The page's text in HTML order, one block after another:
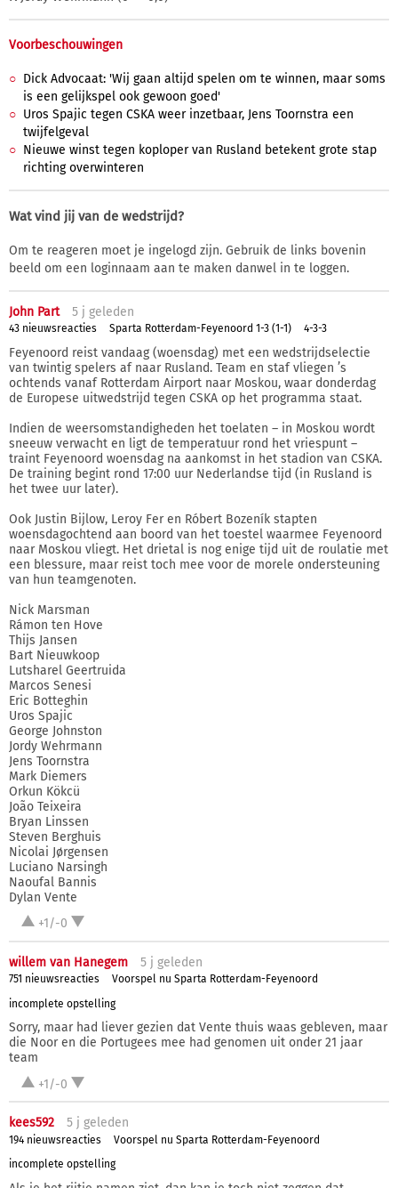
Voorbeschouwingen
Dick Advocaat: 'Wij gaan altijd spelen om te winnen, maar soms
is een gelijkspel ook gewoon goed'
Uros Spajic tegen CSKA weer inzetbaar, Jens Toornstra een
twijfelgeval
Nieuwe winst tegen koploper van Rusland betekent grote stap
richting overwinteren
Wat vind jij van de wedstrijd?
Om te reageren moet je ingelogd zijn. Gebruik de links bovenin
beeld om een loginnaam aan te maken danwel in te loggen.
John Part 5 j geleden
43 nieuwsreacties Sparta Rotterdam-Feyenoord 1-3 (1-1) 4-3-3
Feyenoord reist vandaag (woensdag) met een wedstrijdselectie
van twintig spelers af naar Rusland. Team en staf vliegen ’s
ochtends vanaf Rotterdam Airport naar Moskou, waar donderdag
de Europese uitwedstrijd tegen CSKA op het programma staat.
Indien de weersomstandigheden het toelaten – in Moskou wordt
sneeuw verwacht en ligt de temperatuur rond het vriespunt –
traint Feyenoord woensdag na aankomst in het stadion van CSKA.
De training begint rond 17:00 uur Nederlandse tijd (in Rusland is
het twee uur later).
Ook Justin Bijlow, Leroy Fer en Róbert Bozeník stapten
woensdagochtend aan boord van het toestel waarmee Feyenoord
naar Moskou vliegt. Het drietal is nog enige tijd uit de roulatie met
een blessure, maar reist toch mee voor de morele ondersteuning
van hun teamgenoten.
Nick Marsman
Rámon ten Hove
Thijs Jansen
Bart Nieuwkoop
Lutsharel Geertruida
Marcos Senesi
Eric Botteghin
Uros Spajic
George Johnston
Jordy Wehrmann
Jens Toornstra
Mark Diemers
Orkun Kökcü
João Teixeira
Bryan Linssen
Steven Berghuis
Nicolai Jørgensen
Luciano Narsingh
Naoufal Bannis
Dylan Vente
+1/-0
willem van Hanegem 5 j geleden
751 nieuwsreacties
Voorspel nu Sparta Rotterdam-Feyenoord
incomplete opstelling
Sorry, maar had liever gezien dat Vente thuis waas gebleven, maar
die Noor en die Portugees mee had genomen uit onder 21 jaar
team
+1/-0
kees592 5 j geleden
194 nieuwsreacties
Voorspel nu Sparta Rotterdam-Feyenoord
incomplete opstelling